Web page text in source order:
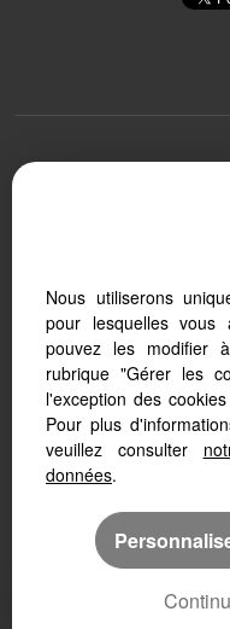
smartphone, our
Nous utiliserons
pour lesquelles vous
pouvez les modifier
rubrique "Gérer les
l'exception des
Pour plus
veuillez consulter
données.